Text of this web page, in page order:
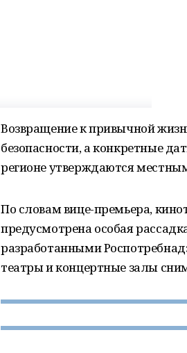
Возвращение к привычной
безопасности, а конкретные
регионе утверждаются
По словам вице-премьера,
предусмотрена особая
разработанными
театры и концертные залы